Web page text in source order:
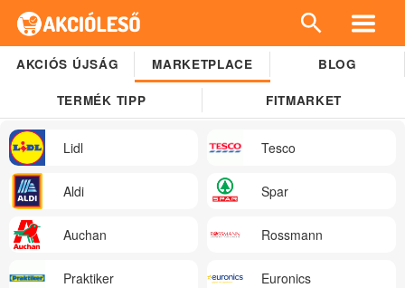
AKCIÓS ÚJSÁG MARKETPLACE BLOG
TERMÉK TIPP FITMARKET
Lidl Tesco
Aldi Spar
Auchan Rossmann
Praktiker Euronics